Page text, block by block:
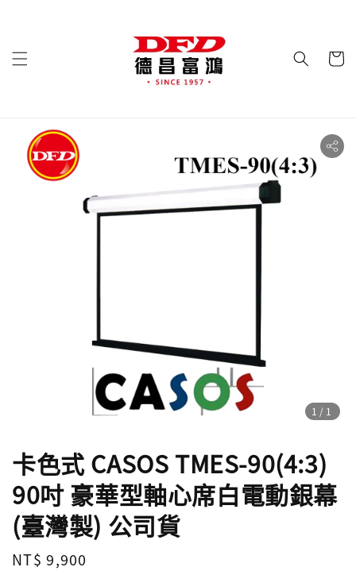
1 /1
卡色式 CASOS TMES-90(4:3)
90吋 豪華型軸心席白電動銀幕
(臺灣製) 公司貨
Regular
NT$ 9,900